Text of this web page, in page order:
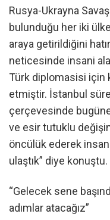
Rusya-Ukrayna
bulunduğu her iki
araya getirildiğini
neticesinde insani
Türk diplomasisi için
etmiştir. İstanbul
çerçevesinde
ve esir tutuklu
öncülük ederek
ulaştık” diye konuştu.
“Gelecek sene
adımlar atacağız”